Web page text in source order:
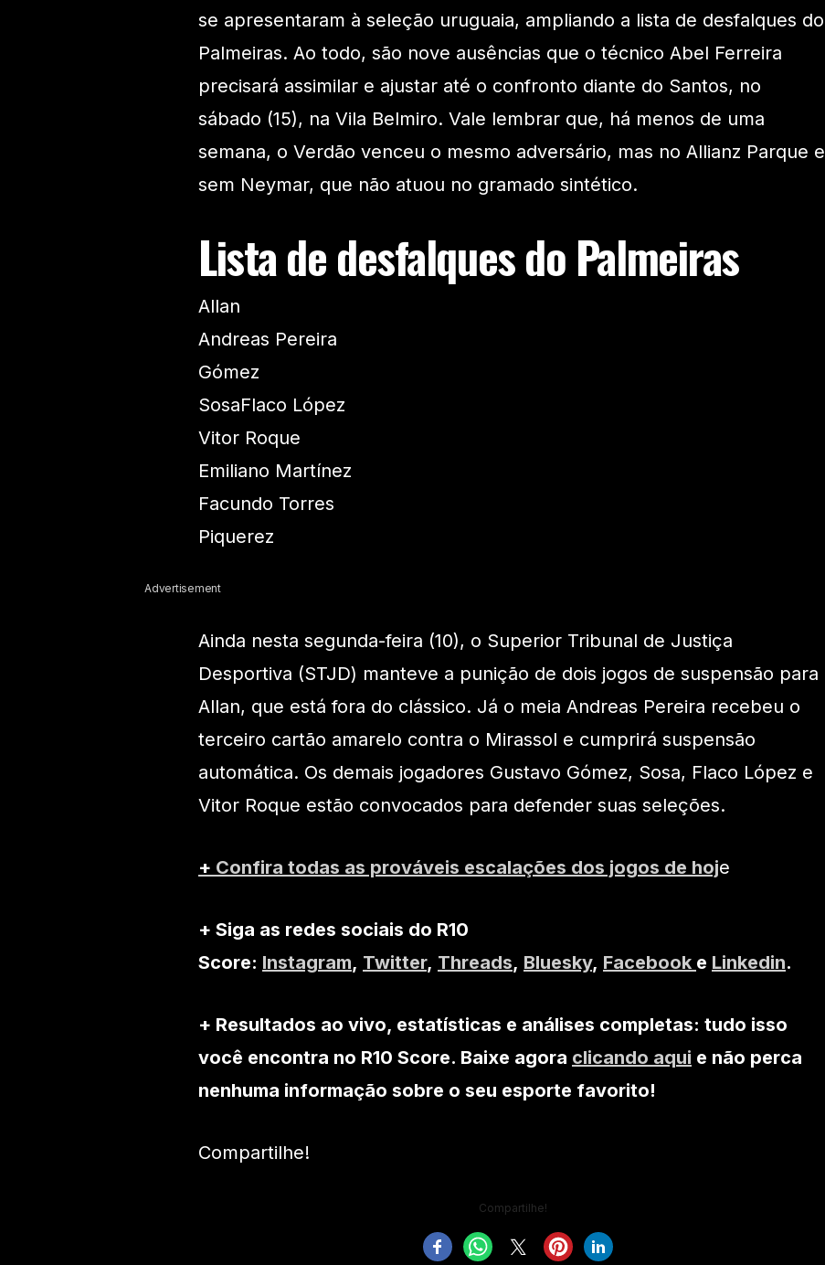
se apresentaram à seleção uruguaia, ampliando a lista de desfalques do
Palmeiras. Ao todo, são nove ausências que o técnico Abel Ferreira
precisará assimilar e ajustar até o confronto diante do Santos, no
sábado (15), na Vila Belmiro. Vale lembrar que, há menos de uma
semana, o Verdão venceu o mesmo adversário, mas no Allianz Parque e
sem Neymar, que não atuou no gramado sintético.
Lista de desfalques do Palmeiras
Allan
Andreas Pereira
Gómez
SosaFlaco López
Vitor Roque
Emiliano Martínez
Facundo Torres
Piquerez
Advertisement
Ainda nesta segunda-feira (10), o Superior Tribunal de Justiça
Desportiva (STJD) manteve a punição de dois jogos de suspensão para
Allan, que está fora do clássico. Já o meia Andreas Pereira recebeu o
terceiro cartão amarelo contra o Mirassol e cumprirá suspensão
automática. Os demais jogadores Gustavo Gómez, Sosa, Flaco López e
Vitor Roque estão convocados para defender suas seleções.
+ Confira todas as prováveis escalações dos jogos de hoje
+ Siga as redes sociais do R10
Score: Instagram, Twitter, Threads, Bluesky, Facebook e Linkedin.
+ Resultados ao vivo, estatísticas e análises completas: tudo isso
você encontra no R10 Score. Baixe agora clicando aqui e não perca
nenhuma informação sobre o seu esporte favorito!
Compartilhe!
Compartilhe!